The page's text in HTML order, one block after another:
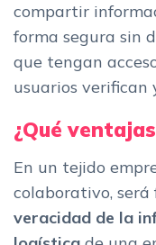
compartir
forma segura sin
que tengan
usuarios verifican
¿Qué
En un tejido
colaborativo,
veracidad de la